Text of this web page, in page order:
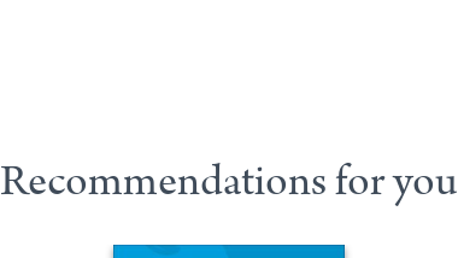
Recommendations for you